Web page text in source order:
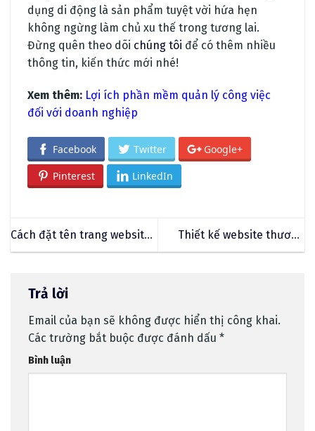
dụng di động là sản phẩm tuyệt vời hứa hẹn
không ngừng làm chủ xu thế trong tương lai.
Đừng quên theo dõi chúng tôi để có thêm nhiều
thông tin, kiến thức mới nhé!
Xem thêm: Lợi ích phần mềm quản lý công việc
đối với doanh nghiệp
Facebook Twitter Google+
Pinterest LinkedIn
Cách đặt tên trang website
thương hiệu – Domain tên
Thiết kế website thương
mại điện tử chuẩn SEO –
Trả lời
Email của bạn sẽ không được hiển thị công khai.
Các trường bắt buộc được đánh dấu *
Bình luận